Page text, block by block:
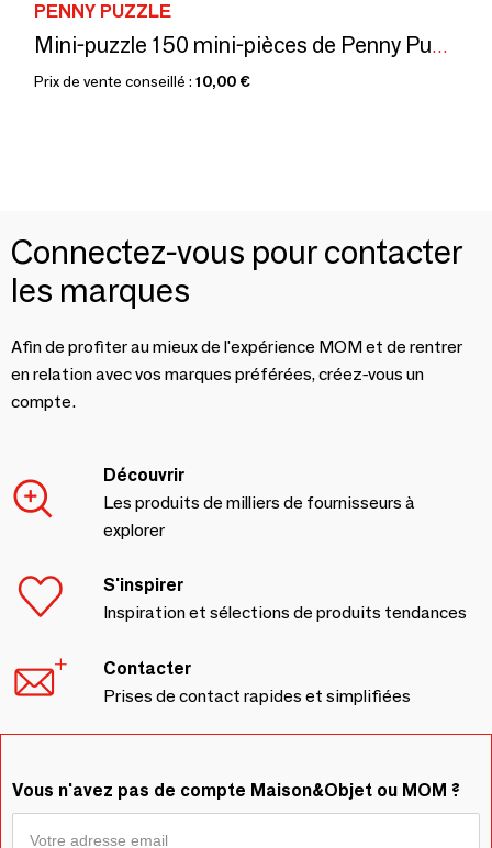
PENNY PUZZLE
Mini-puzzle 150 mini-pièces de Penny Puzzle EN STOCK
Prix de vente conseillé : 10,00 €
Connectez-vous pour contacter
les marques
Afin de profiter au mieux de l'expérience MOM et de rentrer
en relation avec vos marques préférées, créez-vous un
compte.
Découvrir
Les produits de milliers de fournisseurs à
explorer
S'inspirer
Inspiration et sélections de produits tendances
Contacter
Prises de contact rapides et simplifiées
Vous n'avez pas de compte Maison&Objet ou MOM ?